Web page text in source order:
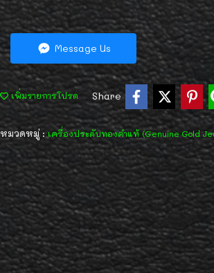
Message Us
เพิ่มรายการโปรด Share
หมวดหมู่ :เครื่องประดับทองคำแท้ (Genuine Gold